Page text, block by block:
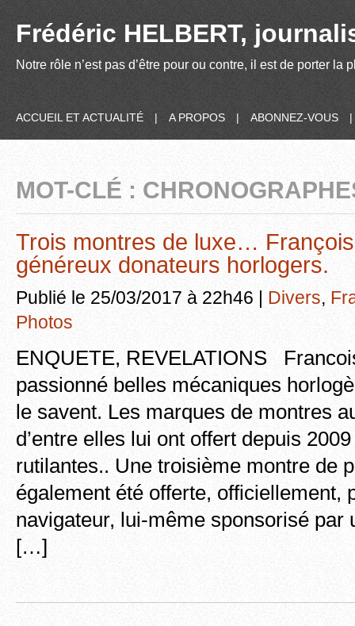
Frédéric HELBERT,
Notre rôle n’est pas d’être pour ou contre, il est de porter
ACCUEIL ET ACTUALITÉ | A PROPOS | ABONNEZ-VOUS |
MOT-CLÉ :
Trois montres de luxe…
généreux donateurs horlogers.
Publié le 25/03/2017 à 22h46 | Divers,
Photos
ENQUETE, REVELATIONS
passionné belles mécaniques
le savent. Les marques de montres
d’entre elles lui ont offert depuis
rutilantes.. Une troisième montre de
également été offerte, officiellement,
navigateur, lui-même sponsorisé par
[…]